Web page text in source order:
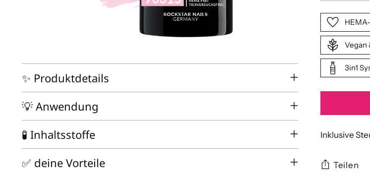
✨ Produktdetails
💡 Anwendung
🧪 Inhaltsstoffe
✅ deine Vorteile
Vegan
3in1
Inklusive
Teilen